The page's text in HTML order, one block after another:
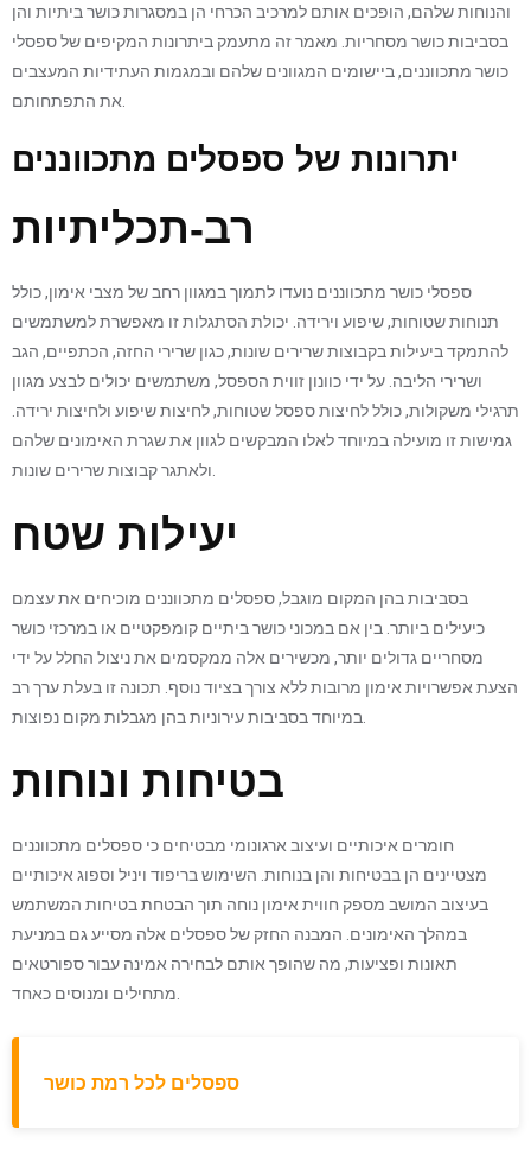
והנוחות שלהם, הופכים אותם למרכיב הכרחי הן במסגרות כושר ביתיות והן
בסביבות כושר מסחריות. מאמר זה מתעמק ביתרונות המקיפים של ספסלי
כושר מתכווננים, ביישומים המגוונים שלהם ובמגמות העתידיות המעצבים
יתרונות של ספסלים מתכווננים
רב-תכליתיות
ספסלי כושר מתכווננים נועדו לתמוך במגוון רחב של מצבי אימון, כולל
תנוחות שטוחות, שיפוע וירידה. יכולת הסתגלות זו מאפשרת למשתמשים
להתמקד ביעילות בקבוצות שרירים שונות, כגון שרירי החזה, הכתפיים, הגב
ושרירי הליבה. על ידי כוונון זווית הספסל, משתמשים יכולים לבצע מגוון
תרגילי משקולות, כולל לחיצות ספסל שטוחות, לחיצות שיפוע ולחיצות ירידה.
גמישות זו מועילה במיוחד לאלו המבקשים לגוון את שגרת האימונים שלהם
יעילות שטח
בסביבות בהן המקום מוגבל, ספסלים מתכווננים מוכיחים את עצמם
כיעילים ביותר. בין אם במכוני כושר ביתיים קומפקטיים או במרכזי כושר
מסחריים גדולים יותר, מכשירים אלה ממקסמים את ניצול החלל על ידי
הצעת אפשרויות אימון מרובות ללא צורך בציוד נוסף. תכונה זו בעלת ערך רב
בטיחות ונוחות
חומרים איכותיים ועיצוב ארגונומי מבטיחים כי ספסלים מתכווננים
מצטיינים הן בבטיחות והן בנוחות. השימוש בריפוד ויניל וספוג איכותיים
בעיצוב המושב מספק חווית אימון נוחה תוך הבטחת בטיחות המשתמש
במהלך האימונים. המבנה החזק של ספסלים אלה מסייע גם במניעת
תאונות ופציעות, מה שהופך אותם לבחירה אמינה עבור ספורטאים
ספסלים לכל רמת כושר